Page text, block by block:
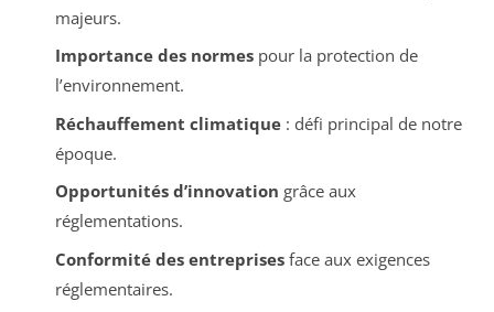
majeurs.
Importance des normespour la protection de
l’environnement.
Réchauffement climatique: défi principal de notre
époque.
Opportunités d’innovation grâce aux
réglementations.
Conformité des entreprisesface aux exigences
réglementaires.